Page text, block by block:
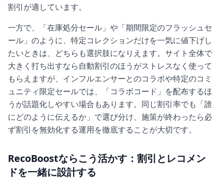
割引が適しています。
一方で、「在庫処分セール」や「期間限定のフラッシュセ
ール」のように、特定コレクションだけを一気に値下げし
たいときは、どちらも選択肢になりえます。サイト全体で
大きく打ち出すなら自動割引のほうがストレスなく使って
もらえますが、インフルエンサーとのコラボや特定のコミ
ュニティ限定セールでは、「コラボコード」を配布するほ
うが話題化しやすい場合もあります。同じ割引率でも「誰
にどのように伝えるか」で選び分け、施策が終わったら必
ず割引を無効化する運用を徹底することが大切です。
RecoBoostならこう活かす：割引とレコメン
ドを一緒に設計する